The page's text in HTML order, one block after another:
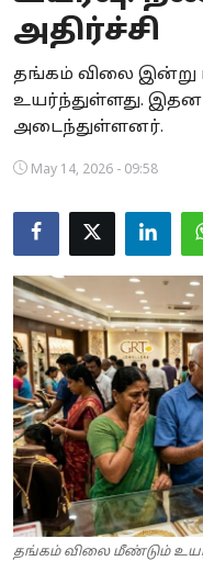
Business
Crime
Tamilnadu
National
World
Astrology
Spirituality
Weather
Politics
அதிர்ச்சி
தங்கம் விலை இன்று
உயர்ந்துள்ளது.
அடைந்துள்ளனர்.
May 14, 2026 - 09:58
தங்கம் விலை மீண்டும்